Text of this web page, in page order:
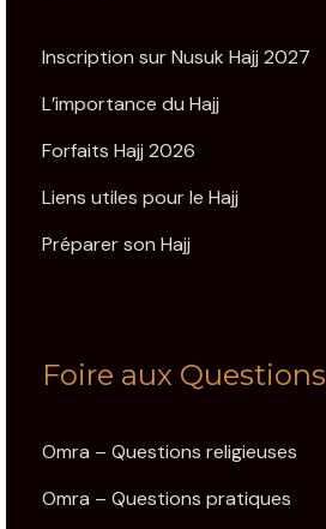
Inscription sur Nusuk Hajj 2027
L’importance du Hajj
Forfaits Hajj 2026
Liens utiles pour le Hajj
Préparer son Hajj
Foire aux Questions
Omra – Questions religieuses
Omra – Questions pratiques